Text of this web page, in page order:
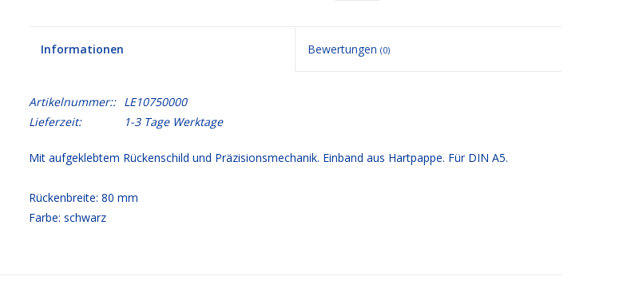
Informationen Bewertungen(0)
Artikelnummer::
LE10750000
Lieferzeit:
1-3 Tage Werktage
Mit aufgeklebtem Rückenschild und Präzisionsmechanik. Einband aus Hartpappe. Für DIN A5.
Rückenbreite: 80 mm
Farbe: schwarz